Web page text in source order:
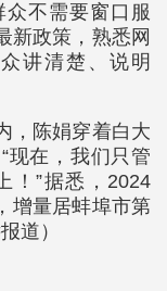
不需要窗口服
新政策，熟悉网
讲清楚、说明
，陈娟穿着白大
现在，我们只管
！”据悉，2024
增量居蚌埠市第
道）